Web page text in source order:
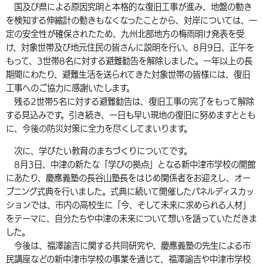
組織案内
選挙 外国人の方向け情報
相談・支援・情報 計画・施策
遊ぶ・体験する グルメ・食べる
買う・おみやげ 四季のイベント・祭り
移住・定住
中津市について 市役所の紹介
地方創生・地域活性化 広報・広聴
行政・計画
国及び県による原因究明と本格的な復旧工事が進み、地盤の動き
を検知する伸縮計の動きもなくなったことから、対岸については、一
定の安全性が確保されたため、九州北部地方の梅雨明け発表を受
け、対象世帯及び地元住民の皆さんに説明を行い、8月9日、正午を
もって、3世帯8名に対する避難勧告を解除しました。一年以上の長
期間にわたり、避難生活を送られてきた対象世帯の皆様には、復旧
工事へのご協力に感謝いたします。
残る2世帯5名に対する避難勧告は、復旧工事の完了をもって解除
する見込みです。引き続き、一日も早い現地の復旧に努めますととも
に、今後の防災対策に全力を尽くしてまいります。
次に、学びたい教育のまちづくりについてです。
8月3日、中津の新たな「学びの拠点」となる新中津市学校の開館
にあたり、慶應義塾の長谷山塾長をはじめ関係者をお迎えし、オー
プニング式典を行いました。式典に続いて開催したパネルディスカッ
ションでは、市内の高校生に「今、そして未来に求められる人材」
をテーマに、自分たちや中津の未来について想いを語っていただきま
した。
今後は、福澤諭吉に関する共同研究や、慶應義塾の先生による市
民講座などの新中津市学校の事業を通じて、福澤諭吉や中津市学校